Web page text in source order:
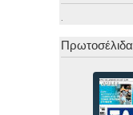
.
Πρωτοσέλιδα